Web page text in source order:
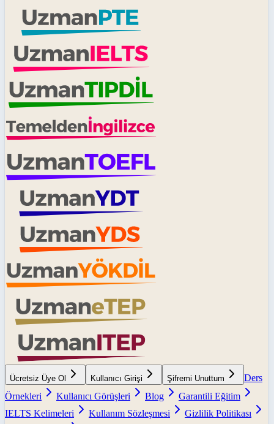
Ücretsiz Üye Ol Kullanıcı Girişi Şifremi Unuttum
Ders
Örnekleri
Kullanıcı Görüşleri Blog
Garantili Eğitim
IELTS Kelimeleri
Kullanım Sözleşmesi
Gizlilik Politikası